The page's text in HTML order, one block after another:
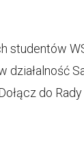
studentów
działalność
do